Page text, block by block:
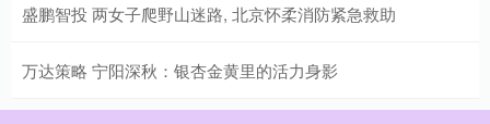
盛鹏智投 两女子爬野山迷路, 北京怀柔消防紧急救助
万达策略 宁阳深秋：银杏金黄里的活力身影